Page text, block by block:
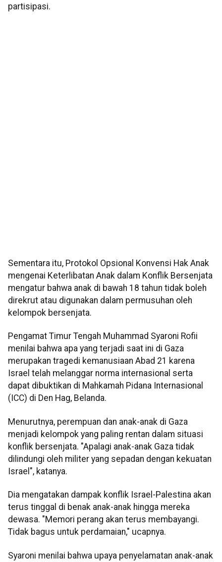
partisipasi.
Sementara itu, Protokol Opsional Konvensi Hak Anak
mengenai Keterlibatan Anak dalam Konflik Bersenjata
mengatur bahwa anak di bawah 18 tahun tidak boleh
direkrut atau digunakan dalam permusuhan oleh
kelompok bersenjata.
Pengamat Timur Tengah Muhammad Syaroni Rofii
menilai bahwa apa yang terjadi saat ini di Gaza
merupakan tragedi kemanusiaan Abad 21 karena
Israel telah melanggar norma internasional serta
dapat dibuktikan di Mahkamah Pidana Internasional
(ICC) di Den Hag, Belanda.
Menurutnya, perempuan dan anak-anak di Gaza
menjadi kelompok yang paling rentan dalam situasi
konflik bersenjata. "Apalagi anak-anak Gaza tidak
dilindungi oleh militer yang sepadan dengan kekuatan
Israel", katanya.
Dia mengatakan dampak konflik Israel-Palestina akan
terus tinggal di benak anak-anak hingga mereka
dewasa. "Memori perang akan terus membayangi.
Tidak bagus untuk perdamaian," ucapnya.
Syaroni menilai bahwa upaya penyelamatan anak-anak